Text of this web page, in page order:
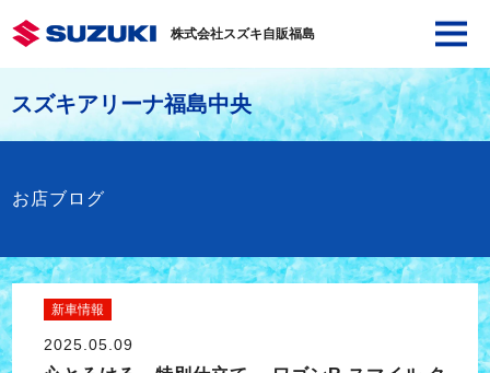
株式会社スズキ自販福島
スズキアリーナ福島中央
お店ブログ
新車情報
2025.05.09